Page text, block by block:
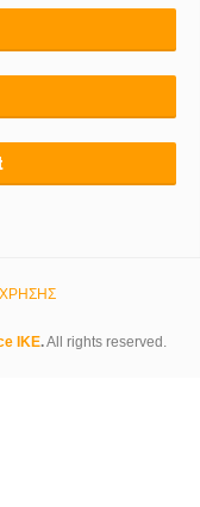
IKE.All rights reserved.